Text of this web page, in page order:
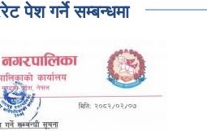
पेश गर्ने सम्बन्धमा